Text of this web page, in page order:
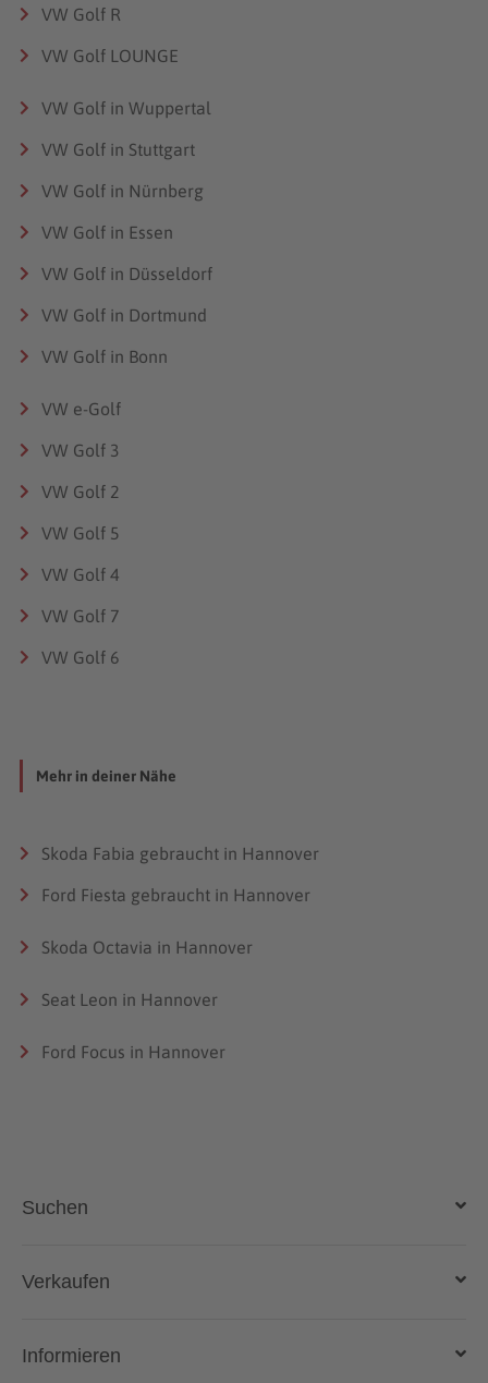
VW Golf R
VW Golf LOUNGE
VW Golf in Wuppertal
VW Golf in Stuttgart
VW Golf in Nürnberg
VW Golf in Essen
VW Golf in Düsseldorf
VW Golf in Dortmund
VW Golf in Bonn
VW e-Golf
VW Golf 3
VW Golf 2
VW Golf 5
VW Golf 4
VW Golf 7
VW Golf 6
Mehr in deiner Nähe
Skoda Fabia gebraucht in Hannover
Ford Fiesta gebraucht in Hannover
Skoda Octavia in Hannover
Seat Leon in Hannover
Ford Focus in Hannover
Suchen
Auto kaufen
Auto online kaufen
Verkaufen
Auto verkaufen
Informieren